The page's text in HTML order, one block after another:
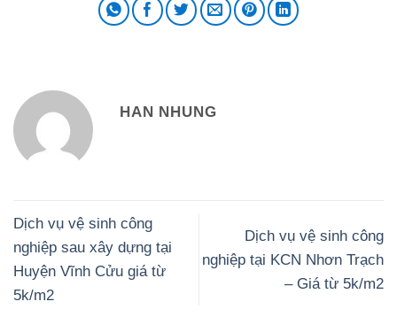
HAN NHUNG
Dịch vụ vệ sinh công
nghiệp sau xây dựng tại
Huyện Vĩnh Cửu giá từ
5k/m2
Dịch vụ vệ sinh công
nghiệp tại KCN Nhơn Trạch
– Giá từ 5k/m2